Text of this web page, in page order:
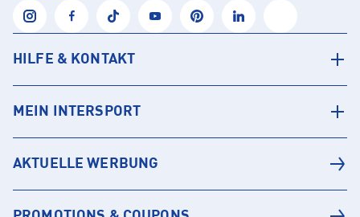
HILFE & KONTAKT
MEIN INTERSPORT
AKTUELLE WERBUNG